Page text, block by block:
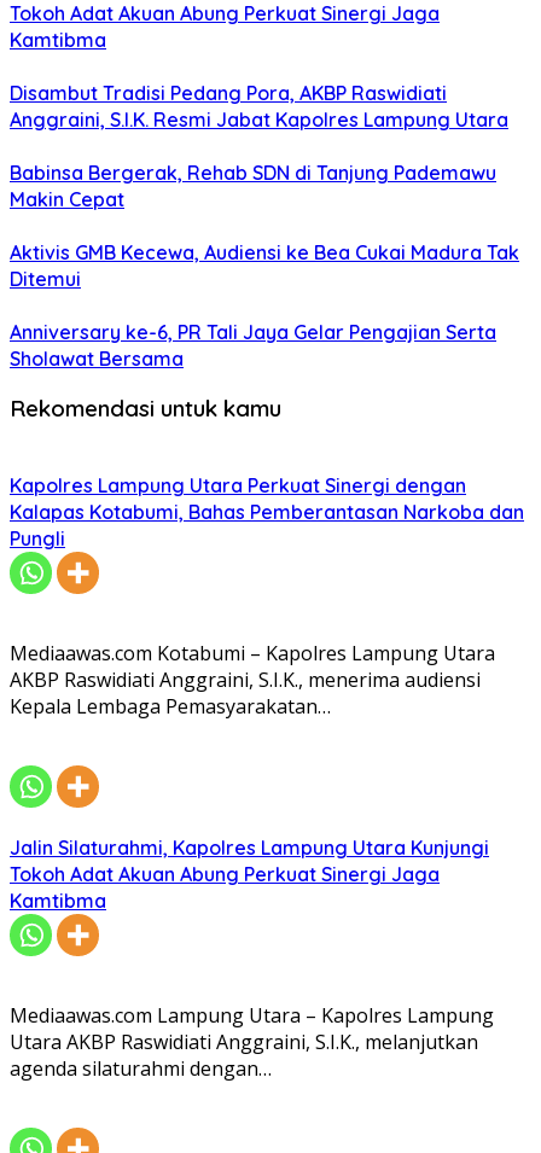
Tokoh Adat Akuan Abung Perkuat Sinergi Jaga
Kamtibma
Disambut Tradisi Pedang Pora, AKBP Raswidiati
Anggraini, S.I.K. Resmi Jabat Kapolres Lampung Utara
Babinsa Bergerak, Rehab SDN di Tanjung Pademawu
Makin Cepat
Aktivis GMB Kecewa, Audiensi ke Bea Cukai Madura Tak
Ditemui
Anniversary ke-6, PR Tali Jaya Gelar Pengajian Serta
Sholawat Bersama
Rekomendasi untuk kamu
Kapolres Lampung Utara Perkuat Sinergi dengan
Kalapas Kotabumi, Bahas Pemberantasan Narkoba dan
Pungli
Mediaawas.com Kotabumi – Kapolres Lampung Utara
AKBP Raswidiati Anggraini, S.I.K., menerima audiensi
Kepala Lembaga Pemasyarakatan…
Jalin Silaturahmi, Kapolres Lampung Utara Kunjungi
Tokoh Adat Akuan Abung Perkuat Sinergi Jaga
Kamtibma
Mediaawas.com Lampung Utara – Kapolres Lampung
Utara AKBP Raswidiati Anggraini, S.I.K., melanjutkan
agenda silaturahmi dengan…